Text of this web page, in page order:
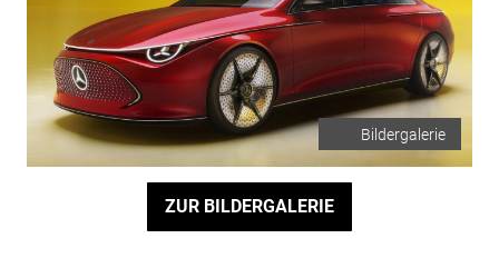
Bildergalerie
ZUR BILDERGALERIE